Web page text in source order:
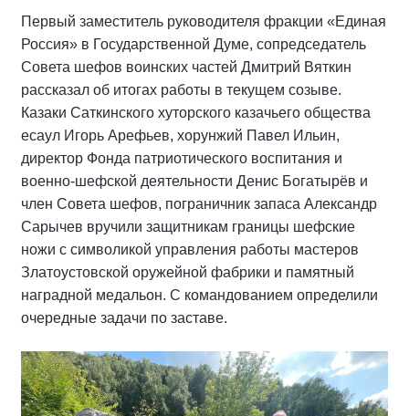
Первый заместитель руководителя фракции «Единая
Россия» в Государственной Думе, сопредседатель
Совета шефов воинских частей Дмитрий Вяткин
рассказал об итогах работы в текущем созыве.
Казаки Саткинского хуторского казачьего общества
есаул Игорь Арефьев, хорунжий Павел Ильин,
директор Фонда патриотического воспитания и
военно-шефской деятельности Денис Богатырёв и
член Совета шефов, пограничник запаса Александр
Сарычев вручили защитникам границы шефские
ножи с символикой управления работы мастеров
Златоустовской оружейной фабрики и памятный
наградной медальон. С командованием определили
очередные задачи по заставе.